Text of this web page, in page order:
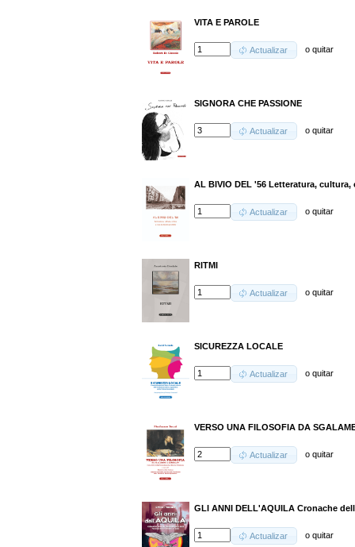
VITA E PAROLE
Actualizar oquitar
SIGNORA CHE PASSIONE
Actualizar oquitar
AL BIVIO DEL '56 Letteratura, cultura,
Actualizar oquitar
RITMI
Actualizar oquitar
SICUREZZA LOCALE
Actualizar oquitar
VERSO UNA FILOSOFIA DA
Actualizar oquitar
GLI ANNI DELL'AQUILA Cronache
Actualizar oquitar